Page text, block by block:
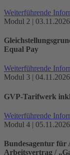
Weiterführende
Modul 2 |
Equal Pay
Weiterführende
Modul 3 |
GVP-Tarifwerk
Weiterführende
Modul 4 |
Bundesagentur für
Arbeitsvertrag /